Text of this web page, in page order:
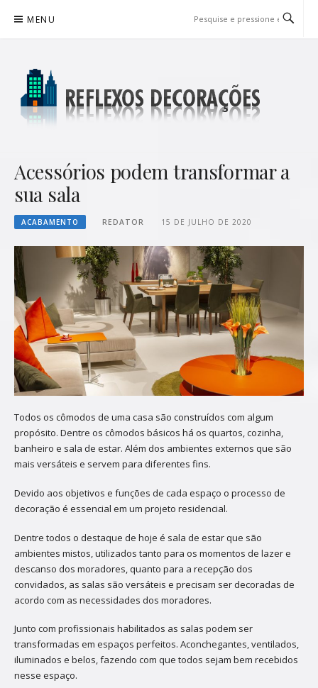
para
MENU
Acessórios podem transformar a
sua sala
ACABAMENTO REDATOR 15 DE JULHO DE 2020
Todos os cômodos de uma casa são construídos com algum
propósito. Dentre os cômodos básicos há os quartos, cozinha,
banheiro e sala de estar. Além dos ambientes externos que são
mais versáteis e servem para diferentes fins.
Devido aos objetivos e funções de cada espaço o processo de
decoração é essencial em um projeto residencial.
Dentre todos o destaque de hoje é sala de estar que são
ambientes mistos, utilizados tanto para os momentos de lazer e
descanso dos moradores, quanto para a recepção dos
convidados, as salas são versáteis e precisam ser decoradas de
acordo com as necessidades dos moradores.
Junto com profissionais habilitados as salas podem ser
transformadas em espaços perfeitos. Aconchegantes, ventilados,
iluminados e belos, fazendo com que todos sejam bem recebidos
nesse espaço.